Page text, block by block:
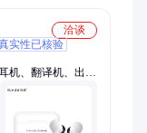
洽谈
实性已核验
机、翻译机、出国
、同步翻译、磁吸
仪、充电仓、智能
充电、筋膜枪、